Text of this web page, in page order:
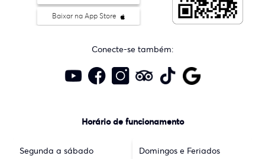
Baixar na App Store
Conecte-se também:
Horário de funcionamento
Segunda a sábado
Domingos e Feriados